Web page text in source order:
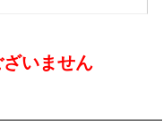
いません